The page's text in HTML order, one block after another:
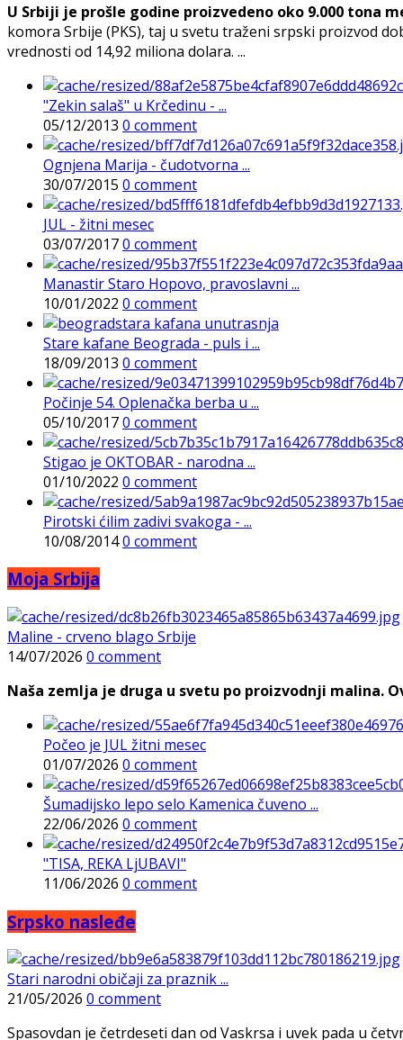
U Srbiji je prošle godine proizvedeno oko 9.000 tona
komora Srbije (PKS), taj u svetu traženi srpski proizvod
vrednosti od 14,92 miliona dolara. ...
"Zekin salaš" u Krčedinu - ...
05/12/2013 0 comment
Ognjena Marija - čudotvorna ...
30/07/2015 0 comment
JUL - žitni mesec
03/07/20170 comment
Manastir Staro Hopovo, pravoslavni ...
10/01/2022 0 comment
Stare kafane Beograda - puls i ...
18/09/2013 0 comment
Počinje 54. Oplenačka berba u ...
05/10/20170 comment
Stigao je OKTOBAR - narodna ...
01/10/2022 0 comment
Pirotski ćilim zadivi svakoga - ...
10/08/20140 comment
Moja Srbija
Maline - crveno blago Srbije
14/07/2026 0 comment
Naša zemlja je druga u svetu po proizvodnji malina.
Počeo je JUL žitni mesec
01/07/2026 0 comment
Šumadijsko lepo selo Kamenica čuveno ...
22/06/2026 0 comment
"TISA, REKA LjUBAVI"
11/06/2026 0 comment
Srpsko nasleđe
Stari narodni običaji za praznik ...
21/05/2026 0 comment
Spasovdan je četrdeseti dan od Vaskrsa i uvek pada u